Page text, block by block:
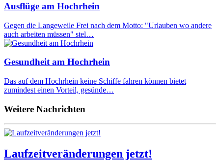
Ausflüge am Hochrhein
Gegen die Langeweile Frei nach dem Motto: "Urlauben wo andere
auch arbeiten müssen" stel…
Gesundheit am Hochrhein
Das auf dem Hochrhein keine Schiffe fahren können bietet
zumindest einen Vorteil, gesünde…
Weitere Nachrichten
Laufzeitveränderungen jetzt!